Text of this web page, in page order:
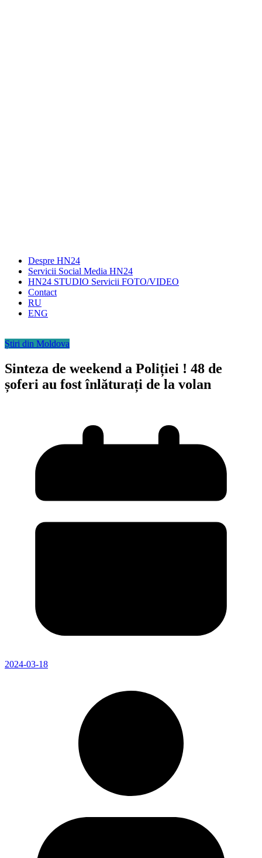
Despre HN24
Servicii Social Media HN24
HN24 STUDIO Servicii FOTO/VIDEO
Contact
RU
ENG
Știri din Moldova
Sinteza de weekend a Poliției ! 48 de
șoferi au fost înlăturați de la volan
2024-03-18